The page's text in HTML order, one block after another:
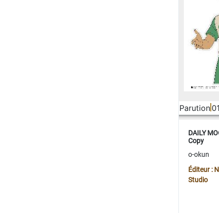
Parution
DAILY
Copy
o-okun
Éditeur :
Studio